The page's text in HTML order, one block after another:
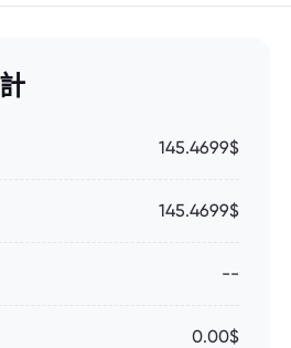
145.4699$
145.4699$
--
0.00$